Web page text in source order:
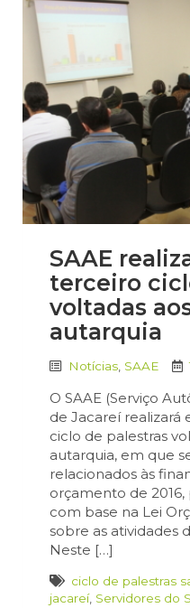
SAAE
terceiro
voltadas
autarquia
Notícias SAAE
O SAAE (Serviço
de Jacareí
ciclo de palestras
autarquia, em que
relacionados às
orçamento de 2016,
com base na Lei
sobre as atividades
Neste […]
ciclo de palestras
jacareí, Servidores do